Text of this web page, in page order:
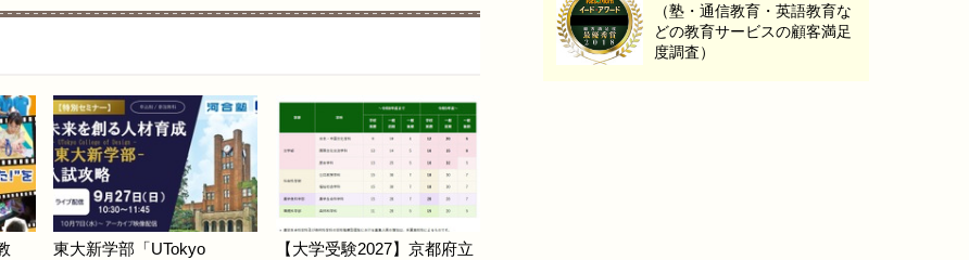
東大新学部「UTokyo
【大学受験2027】京都府立
（塾・通信教育・英語教育な
どの教育サービスの顧客満足
度調査）